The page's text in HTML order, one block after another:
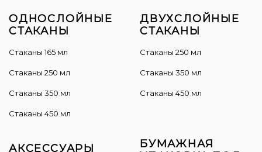
ОДНОСЛОЙНЫЕ
СТАКАНЫ
Стаканы 165 мл
Стаканы 250 мл
Стаканы 350 мл
Стаканы 450 мл
ДВУХСЛОЙНЫЕ
СТАКАНЫ
Cтаканы 250 мл
Стаканы 350 мл
Стаканы 450 мл
АКСЕССУАРЫ
БУМАЖНАЯ